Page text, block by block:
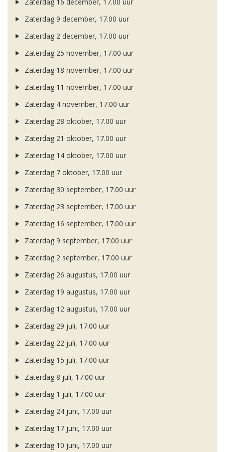
Zaterdag 16 december, 17.00 uur
Zaterdag 9 december, 17.00 uur
Zaterdag 2 december, 17.00 uur
Zaterdag 25 november, 17.00 uur
Zaterdag 18 november, 17.00 uur
Zaterdag 11 november, 17.00 uur
Zaterdag 4 november, 17.00 uur
Zaterdag 28 oktober, 17.00 uur
Zaterdag 21 oktober, 17.00 uur
Zaterdag 14 oktober, 17.00 uur
Zaterdag 7 oktober, 17.00 uur
Zaterdag 30 september, 17.00 uur
Zaterdag 23 september, 17.00 uur
Zaterdag 16 september, 17.00 uur
Zaterdag 9 september, 17.00 uur
Zaterdag 2 september, 17.00 uur
Zaterdag 26 augustus, 17.00 uur
Zaterdag 19 augustus, 17.00 uur
Zaterdag 12 augustus, 17.00 uur
Zaterdag 29 juli, 17.00 uur
Zaterdag 22 juli, 17.00 uur
Zaterdag 15 juli, 17.00 uur
Zaterdag 8 juli, 17.00 uur
Zaterdag 1 juli, 17.00 uur
Zaterdag 24 juni, 17.00 uur
Zaterdag 17 juni, 17.00 uur
Zaterdag 10 juni, 17.00 uur